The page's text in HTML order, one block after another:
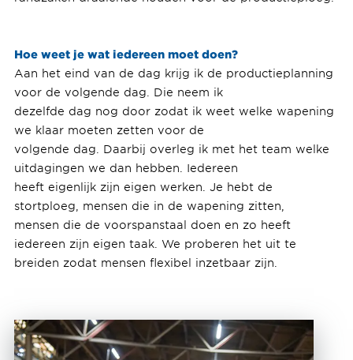
Hoe weet je wat iedereen moet doen?
Aan het eind van de dag krijg ik de productieplanning
voor de volgende dag. Die neem ik
dezelfde dag nog door zodat ik weet welke wapening
we klaar moeten zetten voor de
volgende dag. Daarbij overleg ik met het team welke
uitdagingen we dan hebben. Iedereen
heeft eigenlijk zijn eigen werken. Je hebt de
stortploeg, mensen die in de wapening zitten,
mensen die de voorspanstaal doen en zo heeft
iedereen zijn eigen taak. We proberen het uit te
breiden zodat mensen flexibel inzetbaar zijn.